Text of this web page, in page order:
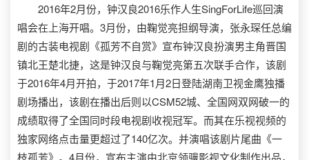
2016年2月份，钟汉良2016乐作人生SingForLife巡回演
唱会在上海开唱。3月份，由鞠觉亮担纲导演，张永琛任总编
剧的古装电视剧《孤芳不自赏》宣布钟汉良扮演男主角晋国
镇北王楚北捷，这是钟汉良与鞠觉亮第五次联手合作，该剧
于2016年4月开拍，于2017年1月2日登陆湖南卫视金鹰独播
剧场播出，该剧在播出后则以CSM52城、全国网双网破一的
成绩取得了全国同时段电视剧收视冠军。而其在乐视视频的
独家网络点击量更超过了140亿次。并演唱该剧片尾曲《一
枝孤芳》。4月份，宣布主演由北京领骥影视文化制作出品，